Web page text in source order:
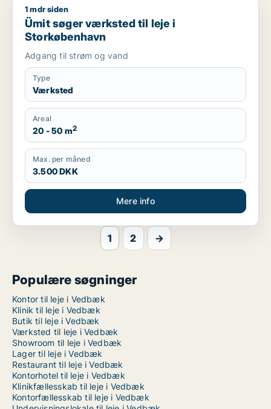
Ümit søger værksted til leje i Storkøbenhavn
1 mdr siden
Ümit søger værksted til leje i
Storkøbenhavn
Adgang til strøm og vand
Type
Værksted
Areal
20 - 50 m2
Max. per måned
3.500 DKK
Mere info
1 2 →
Populære søgninger
Kontor til leje i Vedbæk
Klinik til leje i Vedbæk
Butik til leje i Vedbæk
Værksted til leje i Vedbæk
Showroom til leje i Vedbæk
Lager til leje i Vedbæk
Restaurant til leje i Vedbæk
Kontorhotel til leje i Vedbæk
Klinikfællesskab til leje i Vedbæk
Kontorfællesskab til leje i Vedbæk